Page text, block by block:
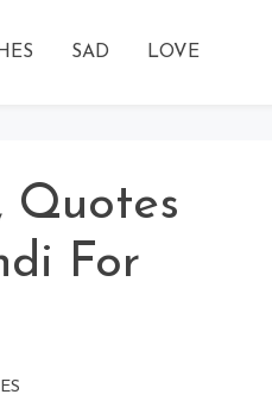
SAD LOVE
Quotes
For